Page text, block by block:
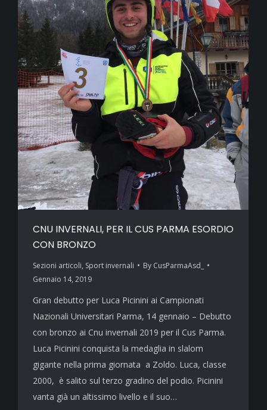
CNU INVERNALI, PER IL CUS PARMA ESORDIO
CON BRONZO
Sezioni articoli, Sport invernali By CusParmaAsd_
Gennaio 14, 2019
Gran debutto per Luca Picinini ai Campionati
Nazionali Universitari Parma, 14 gennaio – Debutto
con bronzo ai Cnu invernali 2019 per il Cus Parma.
Luca Picinini conquista la medaglia in slalom
gigante nella prima giornata a Zoldo. Luca, classe
2000, è salito sul terzo gradino del podio. Picinini
vanta già un altissimo livello e il suo…